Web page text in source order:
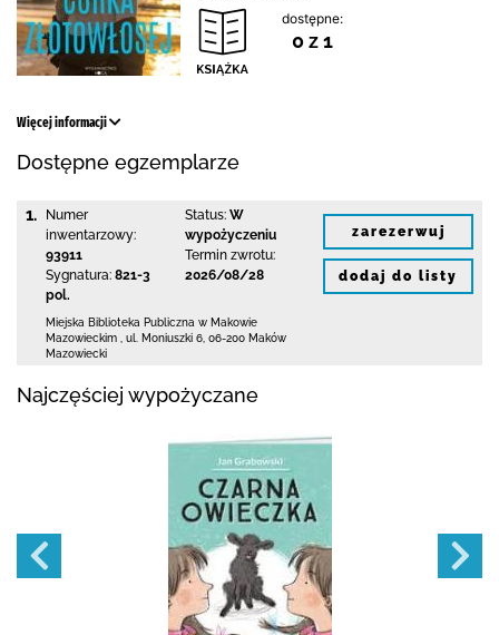
dostępne:
0 z 1
Więcej informacji
Dostępne egzemplarze
1.
Numer
inwentarzowy:
93911
Sygnatura: 821-3
pol.
Status: W
wypożyczeniu
Termin zwrotu:
2026/08/28
Miejska Biblioteka Publiczna w Makowie
Mazowieckim
ul. Moniuszki 6 06-200 Maków
Mazowiecki
zarezerwuj
dodaj do listy
Najczęściej wypożyczane